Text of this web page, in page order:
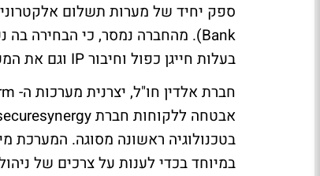
בעלות חייגן כפול וחיבור IP וגם את המערכת האלחוטית NURIT 8000 עם חיבור GPRS.
בטכנולוגיה ראשונה מסוגה. המערכת
במיוחד בכדי לענות על צרכים של